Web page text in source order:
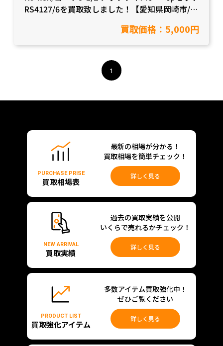
RS4127/6を買取致しました！【愛知県岡崎市/工
買取価格：5,000円
1
PURCHASE PRISE
買取相場表
最新の相場が分かる！
買取相場を簡単チェック！
詳しく見る
NEW ARRIVAL
買取実績
過去の買取実績を公開
いくらで売れるかチェック！
詳しく見る
PRODUCT LIST
買取強化アイテム
多数アイテム買取強化中！
ぜひご覧ください
詳しく見る